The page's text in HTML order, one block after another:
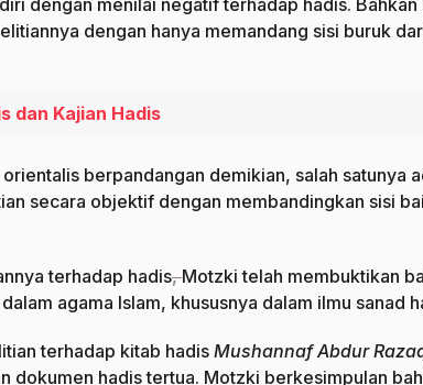
dengan menilai negatif terhadap hadis.
dengan hanya memandang sisi buruk
dan Kajian Hadis
berpandangan demikian, salah satunya
secara objektif dengan membandingkan sisi
terhadap hadis,Motzki telah membuktikan
agama Islam, khususnya dalam ilmu sanad
terhadap kitab hadisMushannaf Abdur
dokumen hadis tertua. Motzki berkesimpulan